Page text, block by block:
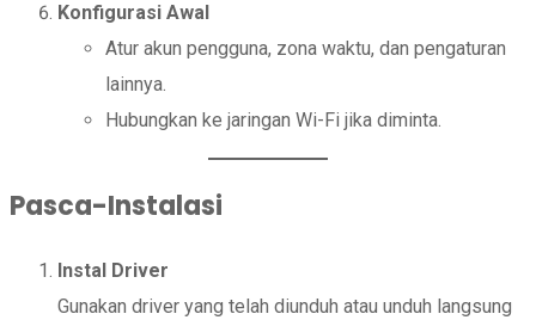
Konfigurasi Awal
Atur akun pengguna, zona waktu, dan pengaturan
lainnya.
Hubungkan ke jaringan Wi-Fi jika diminta.
Pasca-Instalasi
Instal Driver
Gunakan driver yang telah diunduh atau unduh langsung